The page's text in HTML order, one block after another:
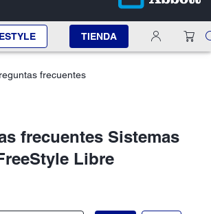
TIENDA
frecuentes
frecuentes Sistemas
Libre